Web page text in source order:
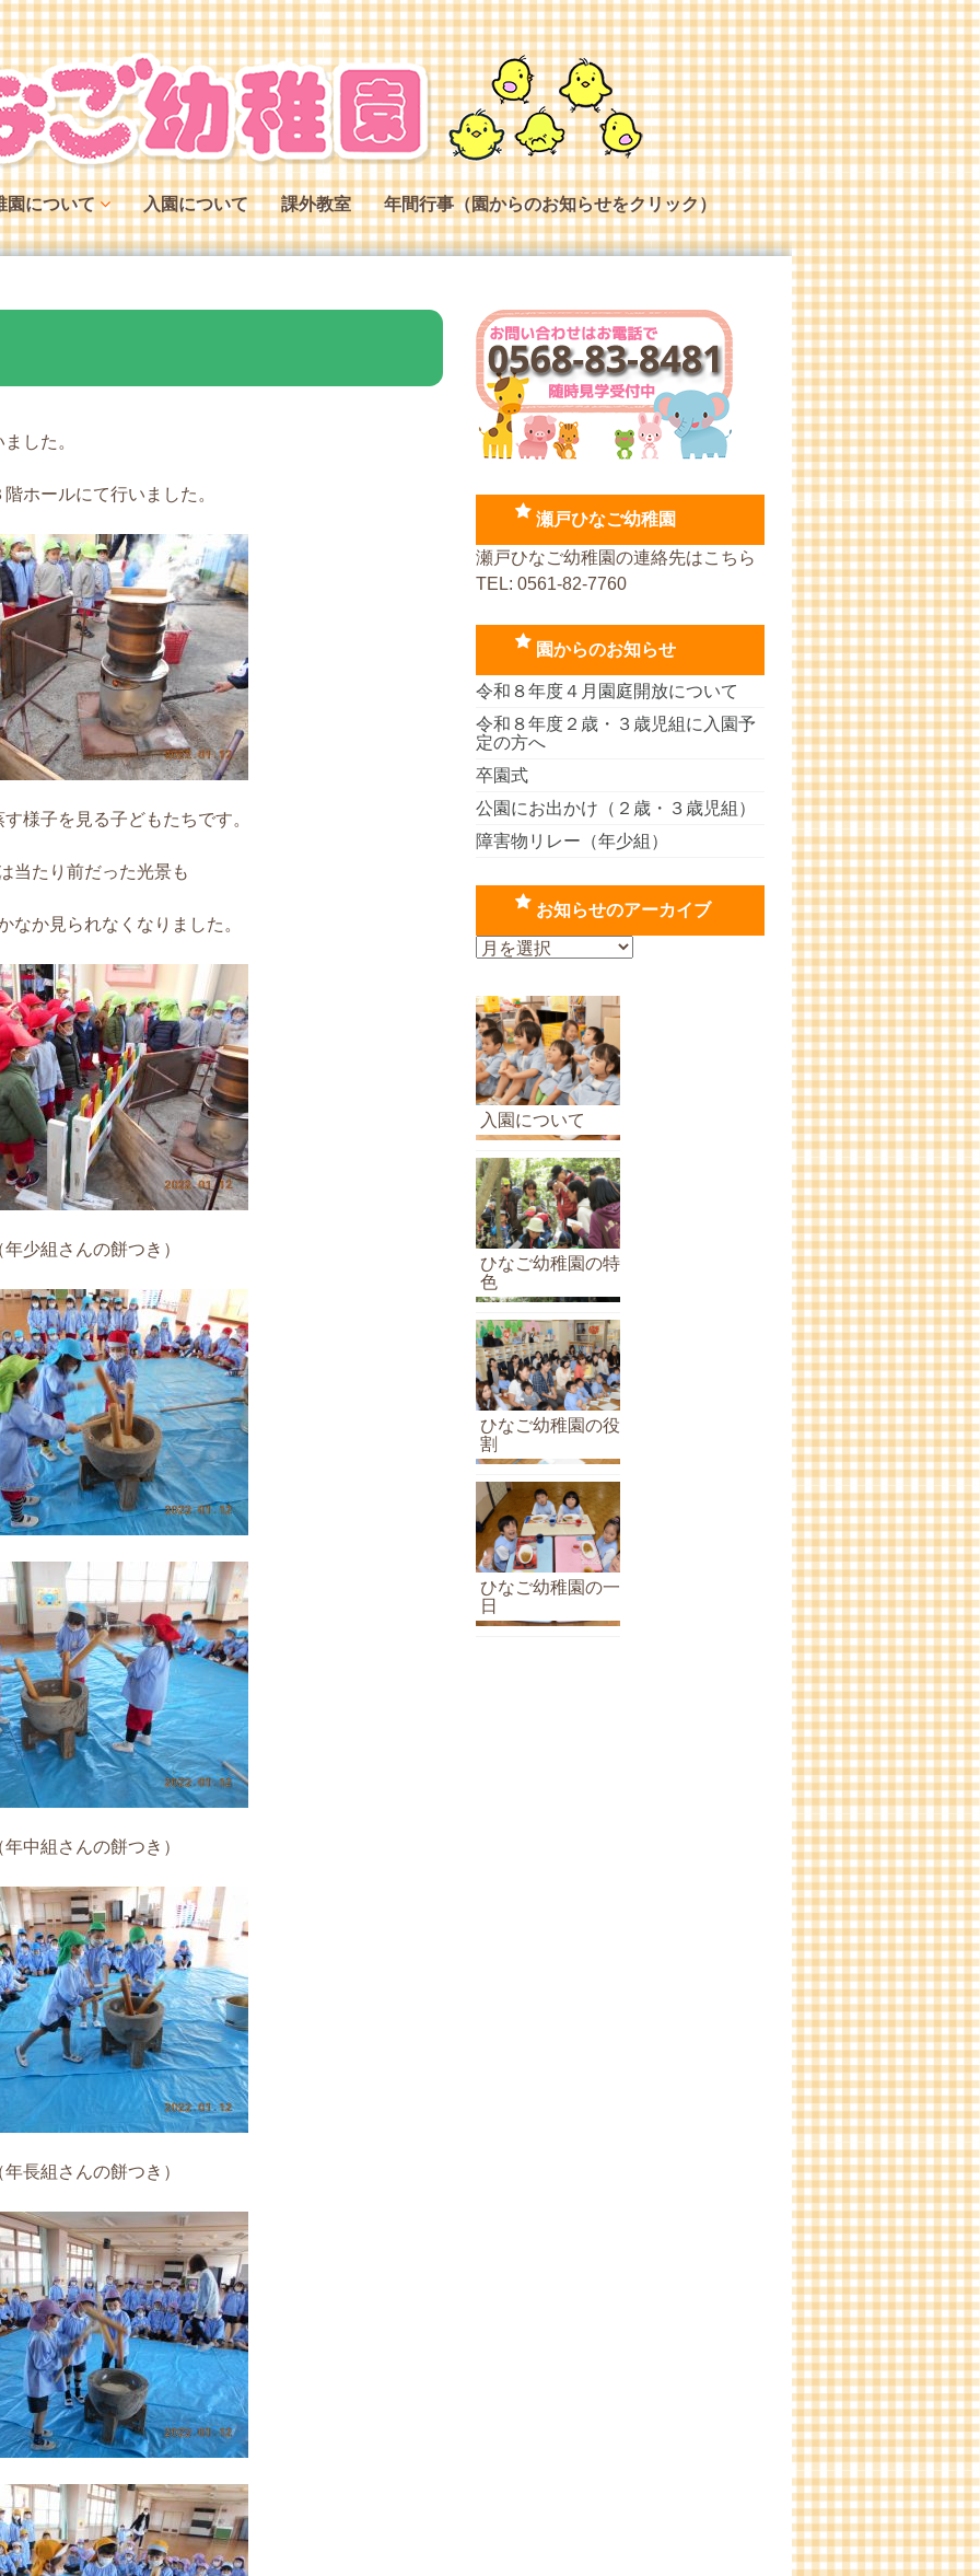
園について
園の特色
園の一日
入園について 課外教室 年間行事（園からのお知らせをクリック）
した。
ホールにて行いました。
様子を見る子どもたちです。
当たり前だった光景も
なか見られなくなりました。
年少組さんの餅つき）
年中組さんの餅つき）
年長組さんの餅つき）
瀬戸ひなご幼稚園
瀬戸ひなご幼稚園の連絡先はこちら
TEL: 0561-82-7760
園からのお知らせ
令和８年度４月園庭開放について
令和８年度２歳・３歳児組に入園予
定の方へ
卒園式
公園にお出かけ（２歳・３歳児組）
障害物リレー（年少組）
お知らせのアーカイブ
お
ら
せ
の
ア
ー
カ
イ
ブ
入園について
ひなご幼稚園の特
色
ひなご幼稚園の役
割
ひなご幼稚園の一
日